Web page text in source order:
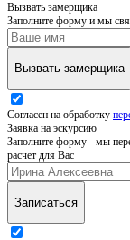
Вызвать замерщика
Заполните форму и мы
Вызвать замерщика
Согласен на обработку
Заявка на эскурсию
Заполните форму - мы
расчет для Вас
Записаться